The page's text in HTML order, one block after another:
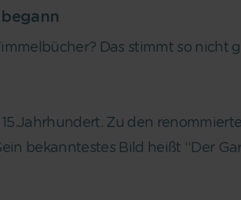
Das stimmt so nicht
Zu den
bekanntestes Bild heißt “Der